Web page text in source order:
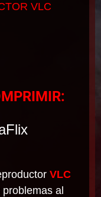
VLC
VLC
al